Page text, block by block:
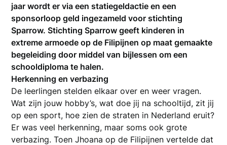
jaar wordt er via een statiegeldactie en een
sponsorloop geld ingezameld voor stichting
Sparrow. Stichting Sparrow geeft kinderen in
extreme armoede op de Filipijnen op maat gemaakte
begeleiding door middel van bijlessen om een
schooldiploma te halen.
Herkenning en verbazing
De leerlingen stelden elkaar over en weer vragen.
Wat zijn jouw hobby’s, wat doe jij na schooltijd, zit jij
op een sport, hoe zien de straten in Nederland eruit?
Er was veel herkenning, maar soms ook grote
verbazing. Toen Jhoana op de Filipijnen vertelde dat